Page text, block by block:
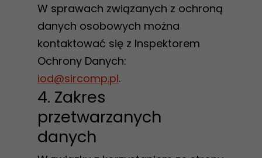
W sprawach związanych z ochroną
danych osobowych można
kontaktować się z Inspektorem
Ochrony Danych:
iod@sircomp.pl.
4. Zakres
przetwarzanych
danych